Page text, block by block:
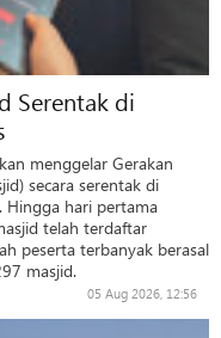
Serentak di
menggelar Gerakan
secara serentak di
Hingga hari pertama
telah terdaftar
peserta terbanyak berasal
masjid.
05 Aug 2026, 12:56